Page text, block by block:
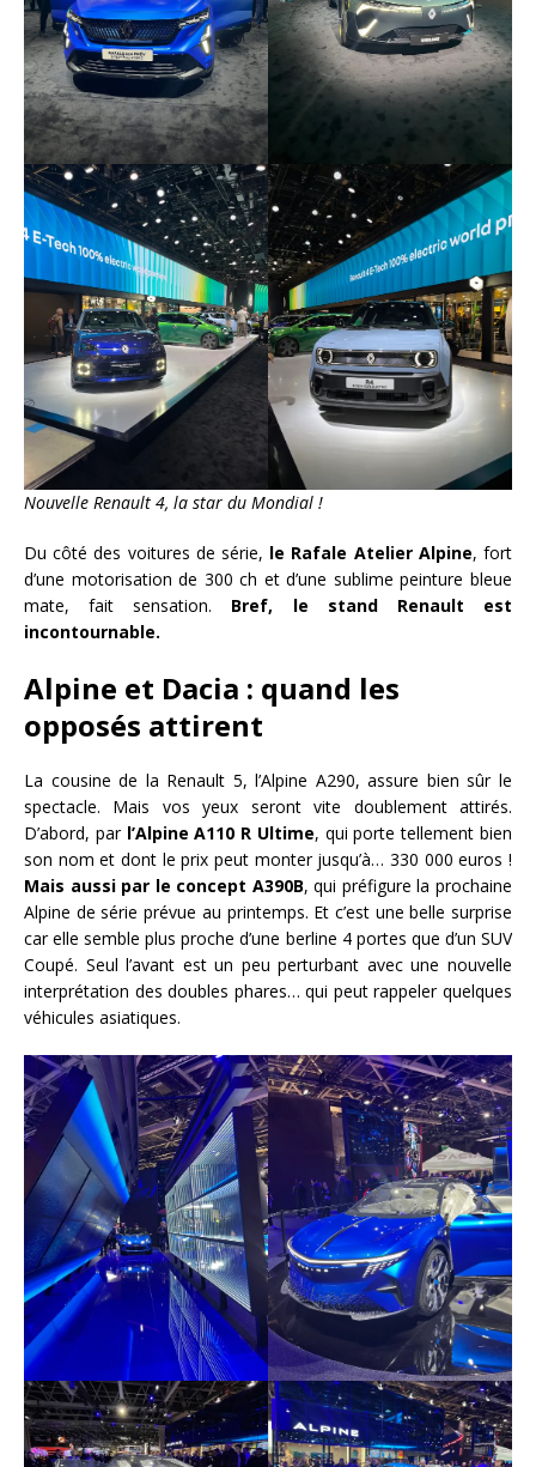
Nouvelle Renault 4, la star du Mondial !
Du côté des voitures de série, le Rafale Atelier Alpine, fort
d’une motorisation de 300 ch et d’une sublime peinture bleue
mate, fait sensation. Bref, le stand Renault est
incontournable.
Alpine et Dacia : quand les
opposés attirent
La cousine de la Renault 5, l’Alpine A290, assure bien sûr le
spectacle. Mais vos yeux seront vite doublement attirés.
D’abord, par l’Alpine A110 R Ultime, qui porte tellement bien
son nom et dont le prix peut monter jusqu’à… 330 000 euros !
Mais aussi par le concept A390B, qui préfigure la prochaine
Alpine de série prévue au printemps. Et c’est une belle surprise
car elle semble plus proche d’une berline 4 portes que d’un SUV
Coupé. Seul l’avant est un peu perturbant avec une nouvelle
interprétation des doubles phares… qui peut rappeler quelques
véhicules asiatiques.